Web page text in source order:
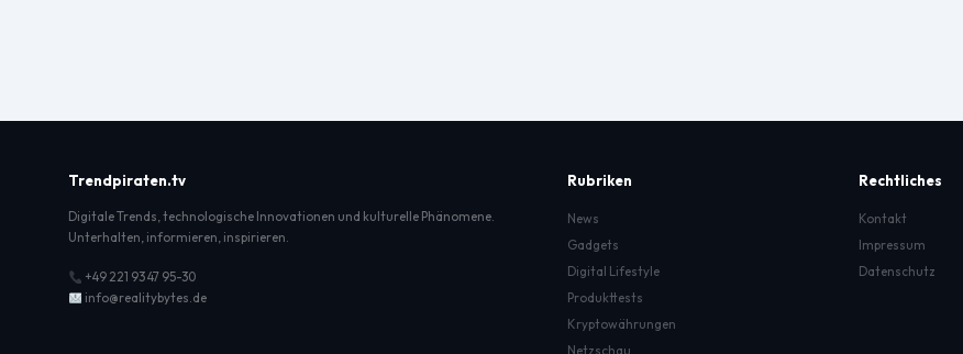
Trendpiraten.tv
Digitale Trends, technologische Innovationen und kulturelle Phänomene.
Unterhalten, informieren, inspirieren.
+49 221 93 47 95-30
info@realitybytes.de
Rubriken
News
Gadgets
Digital Lifestyle
Produkttests
Kryptowährungen
Netzschau
Rechtliches
Kontakt
Impressum
Datenschutz